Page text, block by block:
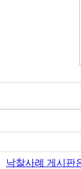
낙찰사례 게시판